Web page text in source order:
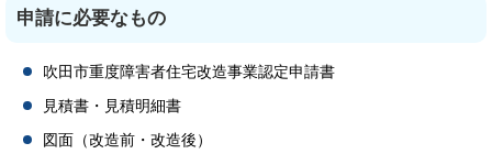
申請に必要なもの
吹田市重度障害者住宅改造事業認定申請書
見積書・見積明細書
図面（改造前・改造後）